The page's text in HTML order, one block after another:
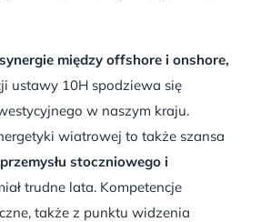
między offshore i onshore,
ustawy 10H spodziewa się
w naszym kraju.
wiatrowej to także szansa
stoczniowego i
trudne lata. Kompetencje
także z punktu widzenia